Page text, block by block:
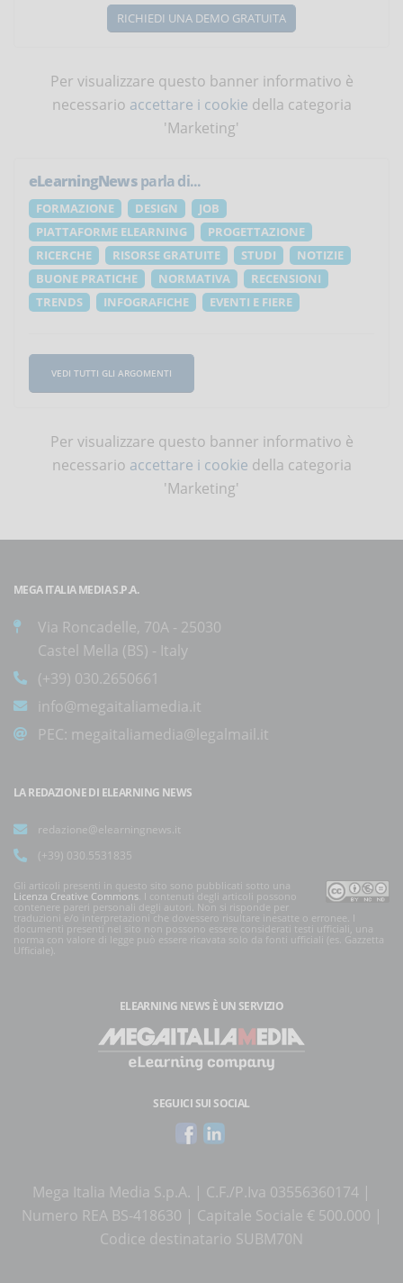
RICHIEDI UNA DEMO GRATUITA
Per visualizzare questo banner informativo è
necessario accettare i cookie della categoria
'Marketing'
eLearningNewsparla di...
FORMAZIONE DESIGN
JOB
PIATTAFORME ELEARNING
PROGETTAZIONE
RICERCHE
RISORSE GRATUITE STUDI
NOTIZIE
BUONE PRATICHE
NORMATIVA
RECENSIONI
TRENDS
INFOGRAFICHE EVENTI E FIERE
VEDI TUTTI GLI ARGOMENTI
Per visualizzare questo banner informativo è
necessario accettare i cookie della categoria
'Marketing'
MEGA ITALIA MEDIA S.P.A.
Via Roncadelle, 70A - 25030
Castel Mella (BS) - Italy
(+39) 030.2650661
info@megaitaliamedia.it
PEC: megaitaliamedia@legalmail.it
LA REDAZIONE DI ELEARNING NEWS
redazione@elearningnews.it
(+39) 030.5531835
Gli articoli presenti in questo sito sono pubblicati sotto una
Licenza Creative Commons . I contenuti degli articoli possono
contenere pareri personali degli autori. Non si risponde per
traduzioni e/o interpretazioni che dovessero risultare inesatte o erronee. I
documenti presenti nel sito non possono essere considerati testi ufficiali, una
norma con valore di legge può essere ricavata solo da fonti ufficiali (es. Gazzetta
Ufficiale).
ELEARNING NEWS È UN SERVIZIO
SEGUICI SUI SOCIAL
Mega Italia Media S.p.A. | C.F./P.Iva 03556360174 |
Numero REA BS-418630 | Capitale Sociale € 500.000 |
Codice destinatario SUBM70N